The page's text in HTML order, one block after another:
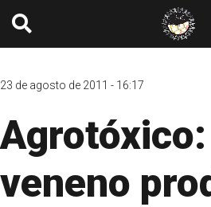
23 de agosto de 2011 - 16:17
veneno